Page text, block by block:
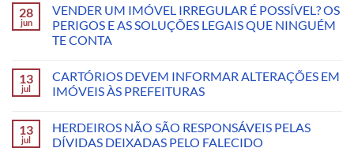
28
jun
VENDER UM IMÓVEL IRREGULAR É POSSÍVEL? OS
PERIGOS E AS SOLUÇÕES LEGAIS QUE NINGUÉM
TE CONTA
13
jul
CARTÓRIOS DEVEM INFORMAR ALTERAÇÕES EM
IMÓVEIS ÀS PREFEITURAS
13
jul
HERDEIROS NÃO SÃO RESPONSÁVEIS PELAS
DÍVIDAS DEIXADAS PELO FALECIDO